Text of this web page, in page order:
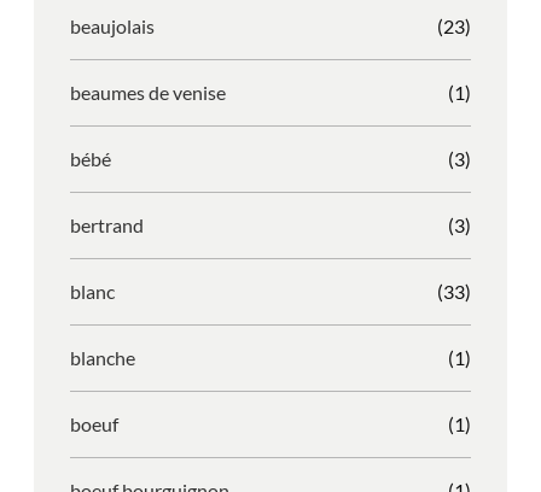
beaujolais (23)
beaumes de venise (1)
bébé (3)
bertrand (3)
blanc (33)
blanche (1)
boeuf (1)